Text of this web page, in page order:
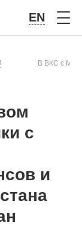
EN
В ВКС с
с
и